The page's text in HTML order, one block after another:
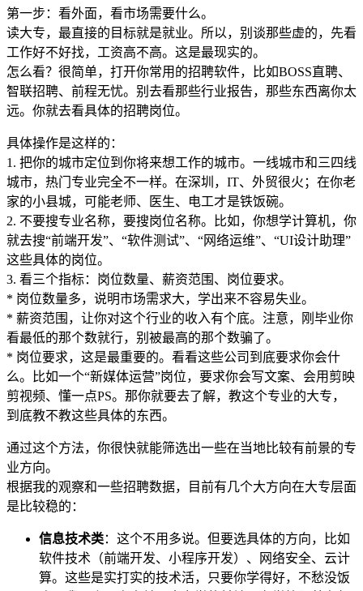
第一步：看外面，看市场需要什么。
读大专，最直接的目标就是就业。所以，别谈那些虚的，先看
工作好不好找，工资高不高。这是最现实的。
怎么看？很简单，打开你常用的招聘软件，比如BOSS直聘、
智联招聘、前程无忧。别去看那些行业报告，那些东西离你太
远。你就去看具体的招聘岗位。
具体操作是这样的：
1. 把你的城市定位到你将来想工作的城市。一线城市和三四线
城市，热门专业完全不一样。在深圳，IT、外贸很火；在你老
家的小县城，可能老师、医生、电工才是铁饭碗。
2. 不要搜专业名称，要搜岗位名称。比如，你想学计算机，你
就去搜“前端开发”、“软件测试”、“网络运维”、“UI设计助理”
这些具体的岗位。
3. 看三个指标：岗位数量、薪资范围、岗位要求。
* 岗位数量多，说明市场需求大，学出来不容易失业。
* 薪资范围，让你对这个行业的收入有个底。注意，刚毕业你
看最低的那个数就行，别被最高的那个数骗了。
* 岗位要求，这是最重要的。看看这些公司到底要求你会什
么。比如一个“新媒体运营”岗位，要求你会写文案、会用剪映
剪视频、懂一点PS。那你就要去了解，教这个专业的大专，
到底教不教这些具体的东西。
通过这个方法，你很快就能筛选出一些在当地比较有前景的专
业方向。
根据我的观察和一些招聘数据，目前有几个大方向在大专层面
是比较稳的：
信息技术类：这个不用多说。但要选具体的方向，比如
软件技术（前端开发、小程序开发）、网络安全、云计
算。这些是实打实的技术活，只要你学得好，不愁没饭